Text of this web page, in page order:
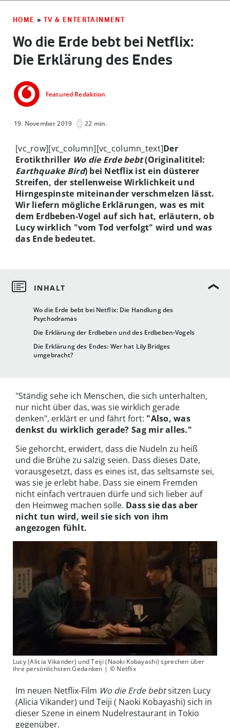
HOME » TV & ENTERTAINMENT
Wo die Erde bebt bei Netflix:
Die Erklärung des Endes
Featured Redaktion
19. November 2019 22 min.
Wo die Erde bebt bei Netflix: Die Handlung des
Psychodramas
Die Erklärung der Erdbeben und des Erdbeben-Vogels
Die Erklärung des Endes: Wer hat Lily Bridges
umgebracht?
[vc_row][vc_column][vc_column_text]Der
Erotikthriller Wo die Erde bebt(Originalititel:
Earthquake Bird) bei Netflix ist ein düsterer
Streifen, der stellenweise Wirklichkeit und
Hirngespinste miteinander verschmelzen lässt.
Wir liefern mögliche Erklärungen, was es mit
dem Erdbeben-Vogel auf sich hat, erläutern, ob
Lucy wirklich "vom Tod verfolgt" wird und was
das Ende bedeutet.
"Ständig sehe ich Menschen, die sich unterhalten,
nur nicht über das, was sie wirklich gerade
denken", erklärt er und fährt fort: "Also, was
denkst du wirklich gerade? Sag mir alles."
Sie gehorcht, erwidert, dass die Nudeln zu heiß
und die Brühe zu salzig seien. Dass dieses Date,
vorausgesetzt, dass es eines ist, das seltsamste sei,
was sie je erlebt habe. Dass sie einem Fremden
nicht einfach vertrauen dürfe und sich lieber auf
den Heimweg machen solle. Dass sie das aber
nicht tun wird, weil sie sich von ihm
angezogen fühlt.
Lucy (Alicia Vikander) und Teiji (Naoki Kobayashi) sprechen über
ihre persönlichsten Gedanken | © Netflix
Im neuen Netflix-Film Wo die Erde bebtsitzen Lucy
(Alicia Vikander) und Teiji ( Naoki Kobayashi) sich in
dieser Szene in einem Nudelrestaurant in Tokio
gegenüber.